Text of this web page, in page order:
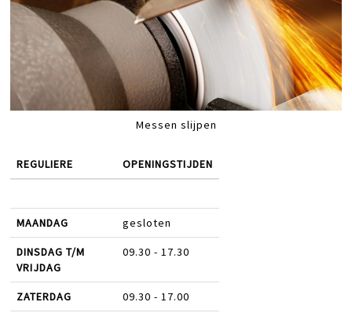
Messen slijpen
REGULIERE OPENINGSTIJDEN
MAANDAG gesloten
DINSDAG T/M
VRIJDAG
09.30 - 17.30
ZATERDAG 09.30 - 17.00